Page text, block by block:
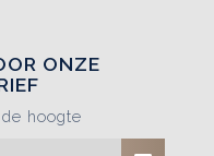
ONZE
hoogte